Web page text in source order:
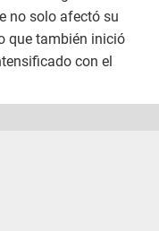
no solo afectó su
que también inició
con el